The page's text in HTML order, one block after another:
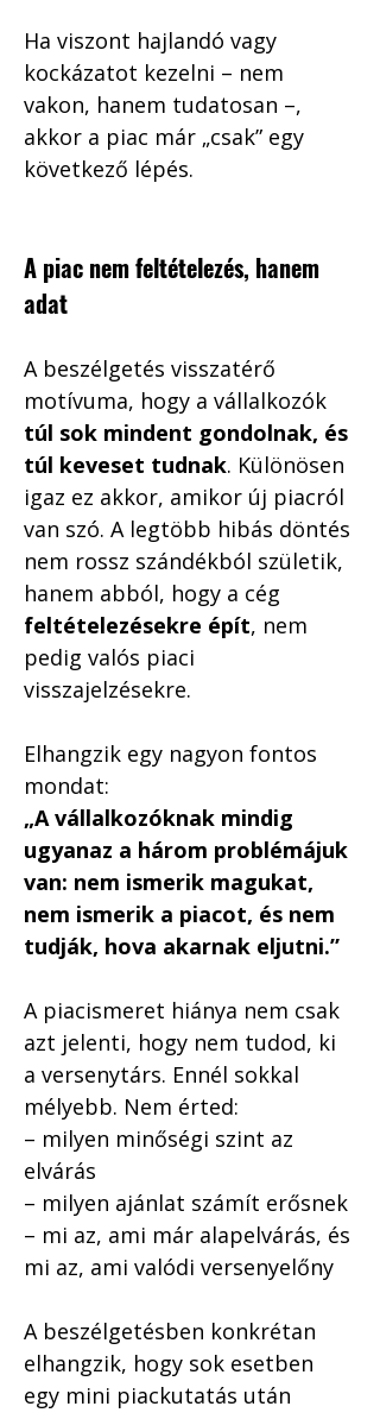
Ha viszont hajlandó vagy
kockázatot kezelni – nem
vakon, hanem tudatosan –,
akkor a piac már „csak” egy
következő lépés.
A piac nem feltételezés, hanem
adat
A beszélgetés visszatérő
motívuma, hogy a vállalkozók
túl sok mindent gondolnak, és
túl keveset tudnak. Különösen
igaz ez akkor, amikor új piacról
van szó. A legtöbb hibás döntés
nem rossz szándékból születik,
hanem abból, hogy a cég
feltételezésekre épít, nem
pedig valós piaci
visszajelzésekre.
Elhangzik egy nagyon fontos
mondat:
„A vállalkozóknak mindig
ugyanaz a három problémájuk
van: nem ismerik magukat,
nem ismerik a piacot, és nem
tudják, hova akarnak eljutni.”
A piacismeret hiánya nem csak
azt jelenti, hogy nem tudod, ki
a versenytárs. Ennél sokkal
mélyebb. Nem érted:
– milyen minőségi szint az
elvárás
– milyen ajánlat számít erősnek
– mi az, ami már alapelvárás, és
mi az, ami valódi versenyelőny
A beszélgetésben konkrétan
elhangzik, hogy sok esetben
egy mini piackutatás után